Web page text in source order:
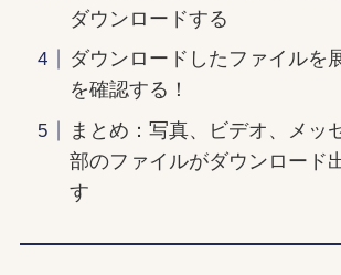
ダウンロードする
ダウンロードしたファイルを
を確認する！
まとめ：写真、ビデオ、メッ
部のファイルがダウンロード
す